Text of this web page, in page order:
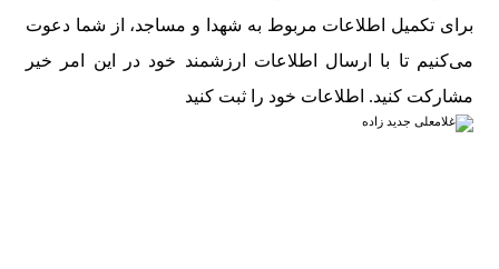
تکمیل اطلاعات مربوط به شهدا و مساجد، از شما دعوت
تا با ارسال اطلاعات ارزشمند خود در این امر خیر
کنید.اطلاعات خود را ثبت کنید